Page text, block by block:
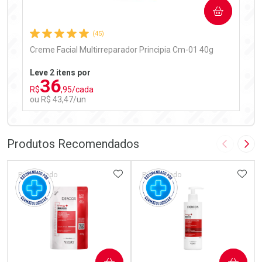
(45)
Creme Facial Multirreparador Principia Cm-01 40g
Leve 2 itens por
R$36,95/cada
ou R$ 43,47/un
COMPRAR
Laboratório
Ativar Desconto
Por Menos
Produtos Recomendados Imagem
Patrocinado ADICIONAR AOS FAVORITOS
Patrocinado